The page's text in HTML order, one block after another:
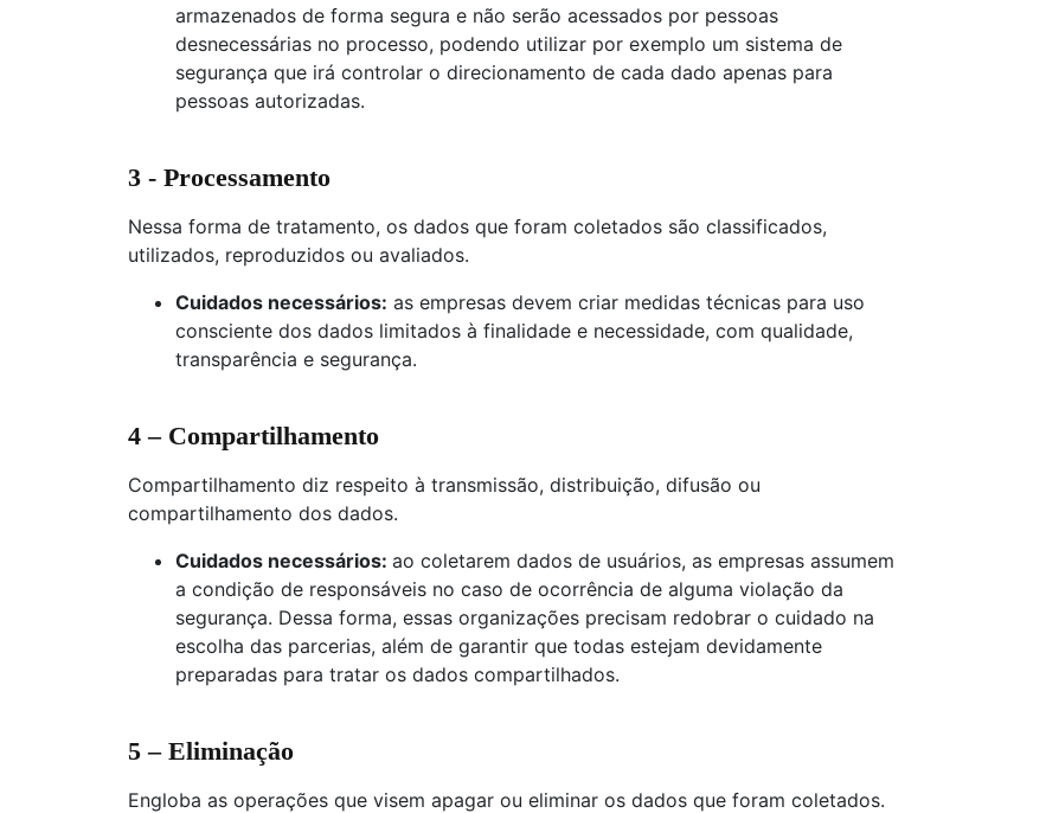
armazenados de forma segura e não serão acessados por pessoas
desnecessárias no processo, podendo utilizar por exemplo um sistema de
segurança que irá controlar o direcionamento de cada dado apenas para
pessoas autorizadas.
3 - Processamento
Nessa forma de tratamento, os dados que foram coletados são classificados,
utilizados, reproduzidos ou avaliados.
Cuidados necessários: as empresas devem criar medidas técnicas para uso
consciente dos dados limitados à finalidade e necessidade, com qualidade,
transparência e segurança.
4 – Compartilhamento
Compartilhamento diz respeito à transmissão, distribuição, difusão ou
compartilhamento dos dados.
Cuidados necessários: ao coletarem dados de usuários, as empresas assumem
a condição de responsáveis no caso de ocorrência de alguma violação da
segurança. Dessa forma, essas organizações precisam redobrar o cuidado na
escolha das parcerias, além de garantir que todas estejam devidamente
preparadas para tratar os dados compartilhados.
5 – Eliminação
Engloba as operações que visem apagar ou eliminar os dados que foram coletados.